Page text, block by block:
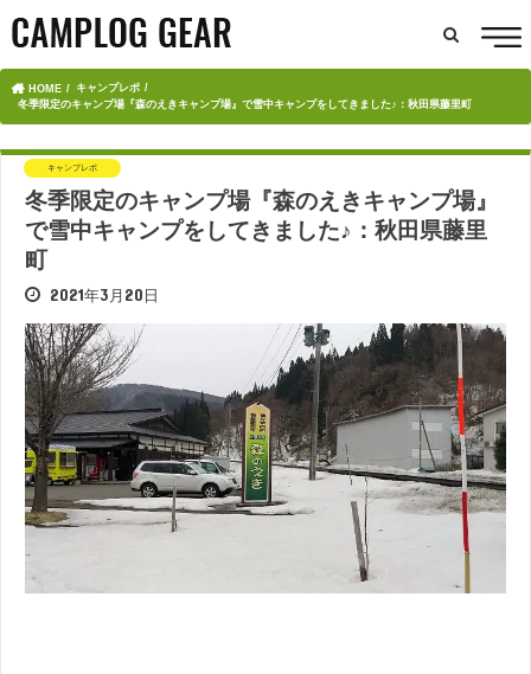
HOME
キャンプレポ
冬季限定のキャンプ場『森のえきキャンプ場』で雪中キャンプをしてきました♪：秋田県藤里町
キャンプレポ
冬季限定のキャンプ場『森のえきキャンプ場』
で雪中キャンプをしてきました♪：秋田県藤里
町
2021年3月20日